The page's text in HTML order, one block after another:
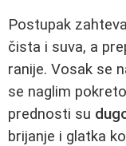
Postupak
čista i suva, a
ranije. Vosak se
se naglim
prednosti su
brijanje i glatka